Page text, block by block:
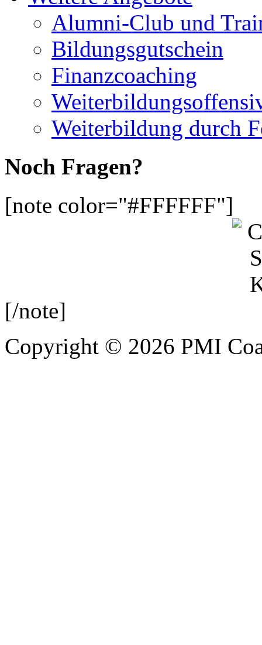
Alumni-Club und
Bildungsgutschein
Finanzcoaching
Weiterbildung durch
Noch Fragen?
[note color="#FFFFFF"]
[/note]
Copyright © 2026 PMI